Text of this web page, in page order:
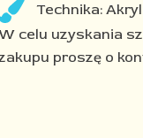
Technika:
celu uzyskania
proszę o